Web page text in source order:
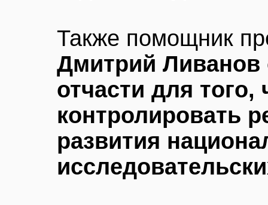
Также помощник
Дмитрий Ливанов
отчасти для
контролировать
развития